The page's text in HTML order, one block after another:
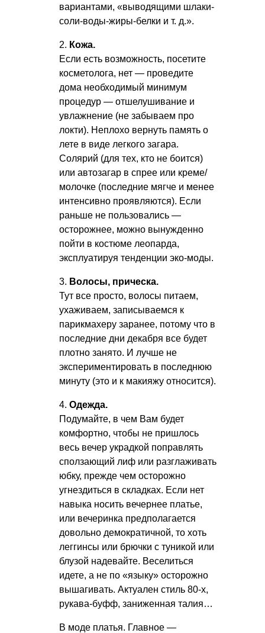
вариантами, «выводящими шлаки-
соли-воды-жиры-белки и т. д.».
2. Кожа.
Если есть возможность, посетите
косметолога, нет — проведите
дома необходимый минимум
процедур — отшелушивание и
увлажнение (не забываем про
локти). Неплохо вернуть память о
лете в виде легкого загара.
Солярий (для тех, кто не боится)
или автозагар в спрее или креме/
молочке (последние мягче и менее
интенсивно проявляются). Если
раньше не пользовались —
осторожнее, можно вынужденно
пойти в костюме леопарда,
эксплуатируя тенденции эко-моды.
3. Волосы, прическа.
Тут все просто, волосы питаем,
ухаживаем, записываемся к
парикмахеру заранее, потому что в
последние дни декабря все будет
плотно занято. И лучше не
экспериментировать в последнюю
минуту (это и к макияжу относится).
4. Одежда.
Подумайте, в чем Вам будет
комфортно, чтобы не пришлось
весь вечер украдкой поправлять
сползающий лиф или разглаживать
юбку, прежде чем осторожно
угнездиться в складках. Если нет
навыка носить вечернее платье,
или вечеринка предполагается
довольно демократичной, то хоть
леггинсы или брючки с туникой или
блузой надевайте. Веселиться
идете, а не по «языку» осторожно
вышагивать. Актуален стиль 80-х,
рукава-буфф, заниженная талия…
В моде платья. Главное —